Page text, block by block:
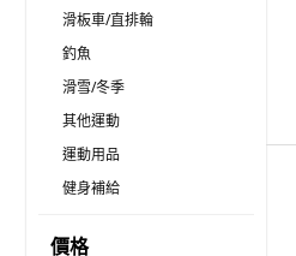
滑板車/直排輪
釣魚
滑雪/冬季
其他運動
運動用品
健身補給
價格